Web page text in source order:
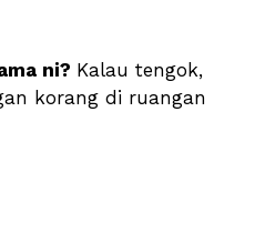
ni? Kalau tengok,
korang di ruangan